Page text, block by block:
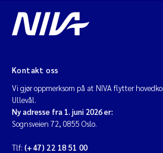
Kontakt oss
Vi gjør oppmerksom på at NIVA flytter
Ullevål.
Ny adresse fra 1. juni 2026 er:
Sognsveien 72, 0855 Oslo.
Tlf: (+47) 22 18 51 00